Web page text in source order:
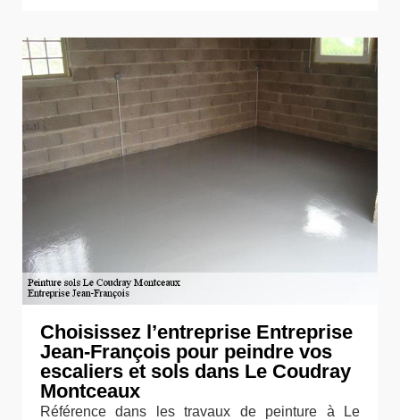
Choisissez l’entreprise Entreprise
Jean-François pour peindre vos
escaliers et sols dans Le Coudray
Montceaux
Référence dans les travaux de peinture à Le